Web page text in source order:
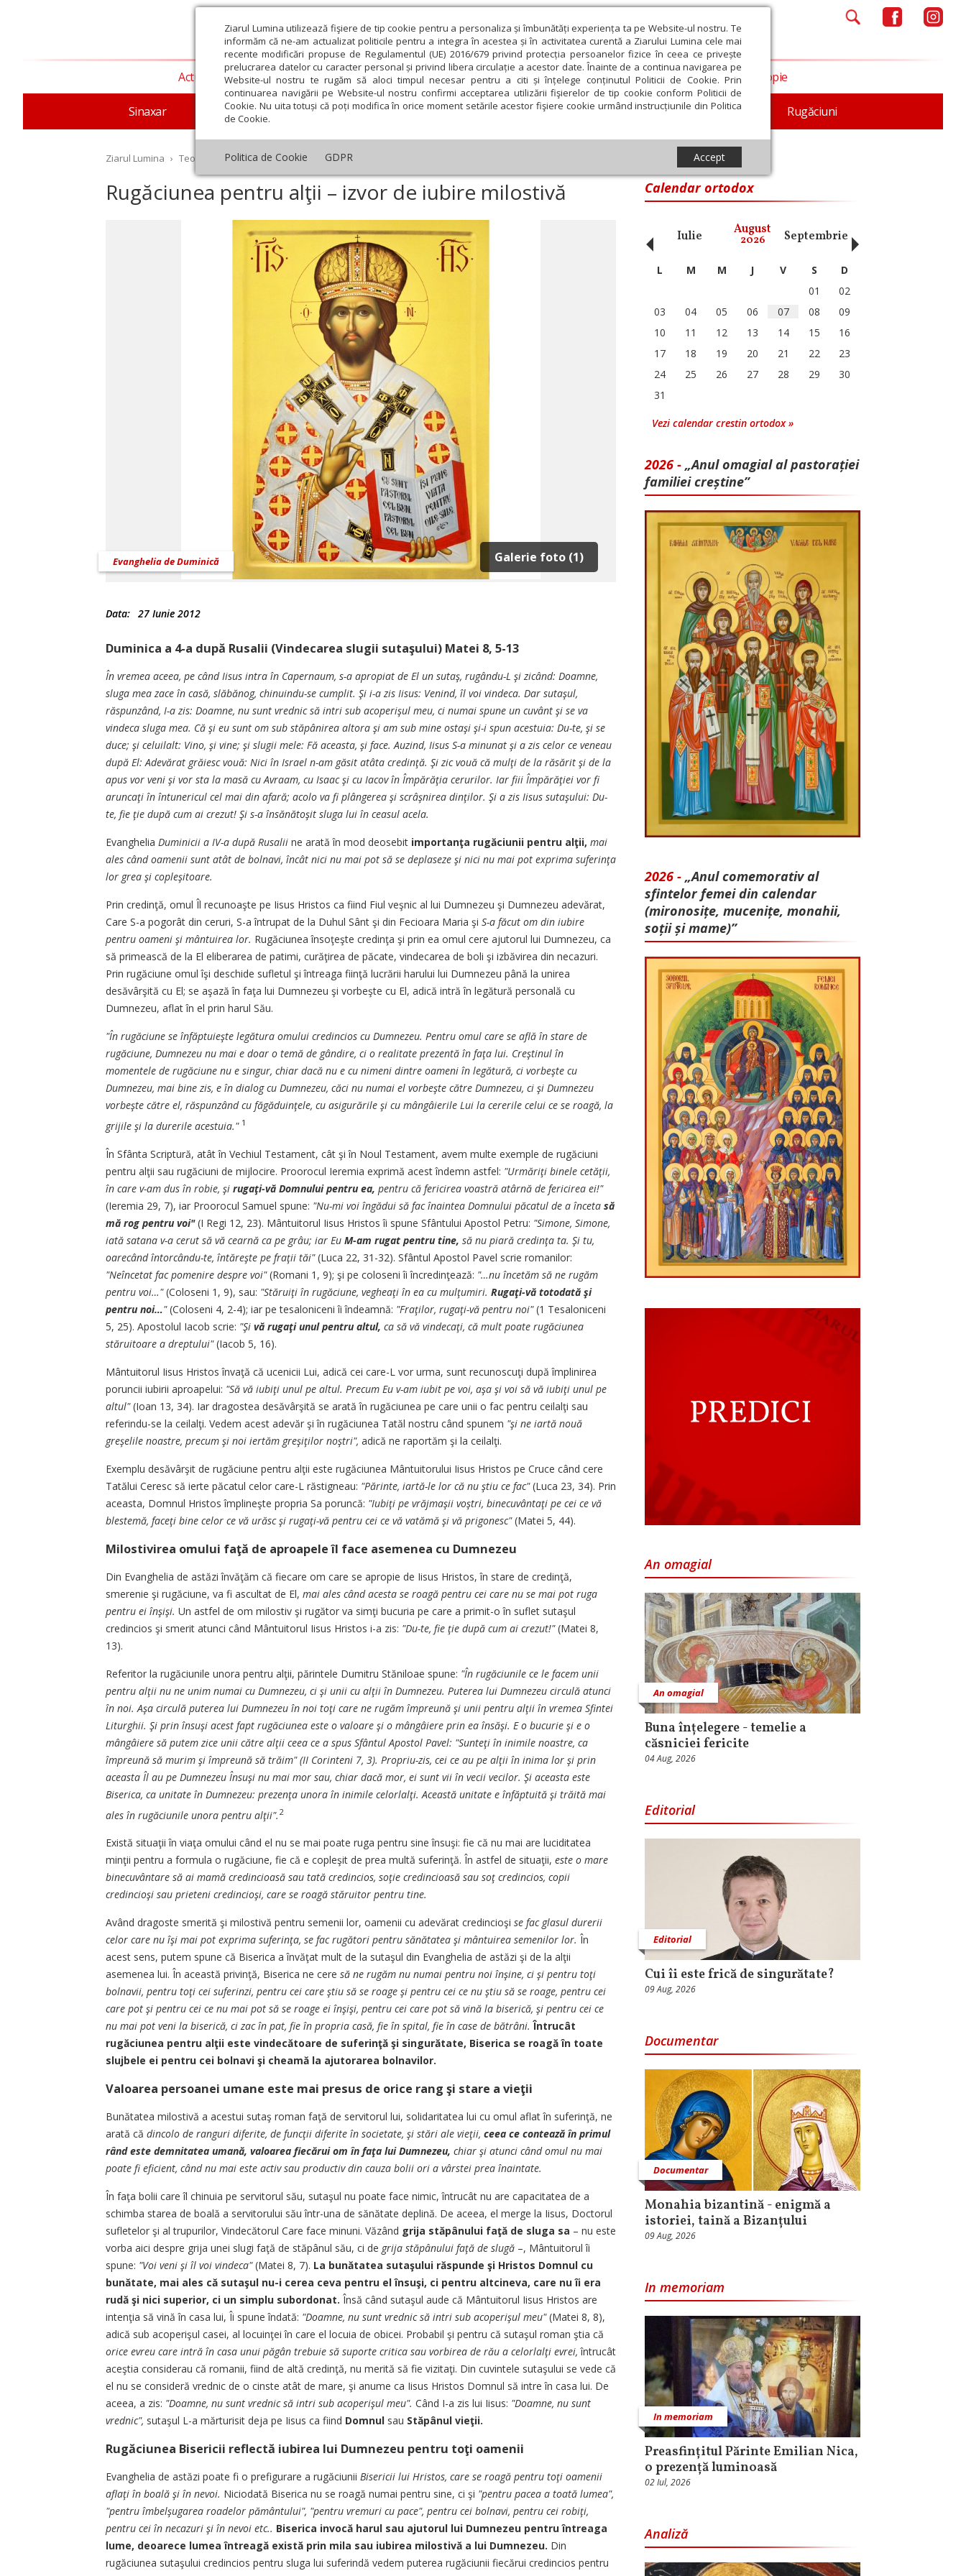
Ziarul Lumina utilizează fişiere de tip cookie pentru a personaliza și îmbunătăți experiența ta pe Website-ul nostru. Te
informăm că ne-am actualizat politicile pentru a integra în acestea și în activitatea curentă a Ziarului Lumina cele mai
recente modificări propuse de Regulamentul (UE) 2016/679 privind protecția persoanelor fizice în ceea ce privește
prelucrarea datelor cu caracter personal și privind libera circulație a acestor date. Înainte de a continua navigarea pe
Website-ul nostru te rugăm să aloci timpul necesar pentru a citi și înțelege conținutul Politicii de Cookie. Prin
continuarea navigării pe Website-ul nostru confirmi acceptarea utilizării fişierelor de tip cookie conform Politicii de
Cookie. Nu uita totuși că poți modifica în orice moment setările acestor fişiere cookie urmând instrucțiunile din Politica
de Cookie.
Politica de Cookie GDPR Accept
Actualitate religioasă Teologie și spiritualitate
Sinaxar Apostolul zilei Evanghelia zilei Evanghelia de Duminică Theologica Liturgica Patristica Rugăciuni
Educaţie și Cultură Societate Opinii Filantropie
Ziarul Lumina › Teologie și spiritualitate › Evanghelia de Duminică
Rugăciunea pentru alţii – izvor de iubire milostivă
Galerie foto (1)
Evanghelia de Duminică
Data: 27 Iunie 2012
Duminica a 4-a după Rusalii (Vindecarea slugii sutaşului) Matei 8, 5-13
În vremea aceea, pe când Iisus intra în Capernaum, s-a apropiat de El un sutaş, rugându-L şi zicând: Doamne,
sluga mea zace în casă, slăbănog, chinuindu-se cumplit. Şi i-a zis Iisus: Venind, îl voi vindeca. Dar sutaşul,
răspunzând, I-a zis: Doamne, nu sunt vrednic să intri sub acoperişul meu, ci numai spune un cuvânt şi se va
vindeca sluga mea. Că şi eu sunt om sub stăpânirea altora şi am sub mine ostaşi şi-i spun acestuia: Du-te, şi se
duce; şi celuilalt: Vino, şi vine; şi slugii mele: Fă aceasta, şi face. Auzind, Iisus S-a minunat şi a zis celor ce veneau
după El: Adevărat grăiesc vouă: Nici în Israel n-am găsit atâta credinţă. Şi zic vouă că mulţi de la răsărit şi de la
apus vor veni şi vor sta la masă cu Avraam, cu Isaac şi cu Iacov în Împărăţia cerurilor. Iar fiii Împărăţiei vor fi
aruncaţi în întunericul cel mai din afară; acolo va fi plângerea şi scrâşnirea dinţilor. Şi a zis Iisus sutaşului: Du-
te, fie ţie după cum ai crezut! Şi s-a însănătoşit sluga lui în ceasul acela.
Evanghelia Duminicii a IV-a după Rusalii ne arată în mod deosebit importanţa rugăciunii pentru alţii, mai
ales când oamenii sunt atât de bolnavi, încât nici nu mai pot să se deplaseze şi nici nu mai pot exprima suferinţa
lor grea şi copleşitoare.
Prin credinţă, omul Îl recunoaşte pe Iisus Hristos ca fiind Fiul veşnic al lui Dumnezeu şi Dumnezeu adevărat,
Care S-a pogorât din ceruri, S-a întrupat de la Duhul Sânt şi din Fecioara Maria şi S-a făcut om din iubire
pentru oameni şi mântuirea lor. Rugăciunea însoţeşte credinţa şi prin ea omul cere ajutorul lui Dumnezeu, ca
să primească de la El eliberarea de patimi, curăţirea de păcate, vindecarea de boli şi izbăvirea din necazuri.
Prin rugăciune omul îşi deschide sufletul şi întreaga fiinţă lucrării harului lui Dumnezeu până la unirea
desăvârşită cu El; se aşază în faţa lui Dumnezeu şi vorbeşte cu El, adică intră în legătură personală cu
Dumnezeu, aflat în el prin harul Său.
"În rugăciune se înfăptuieşte legătura omului credincios cu Dumnezeu. Pentru omul care se află în stare de
rugăciune, Dumnezeu nu mai e doar o temă de gândire, ci o realitate prezentă în faţa lui. Creştinul în
momentele de rugăciune nu e singur, chiar dacă nu e cu nimeni dintre oameni în legătură, ci vorbeşte cu
Dumnezeu, mai bine zis, e în dialog cu Dumnezeu, căci nu numai el vorbeşte către Dumnezeu, ci şi Dumnezeu
vorbeşte către el, răspunzând cu făgăduinţele, cu asigurările şi cu mângâierile Lui la cererile celui ce se roagă, la
grijile şi la durerile acestuia." 1
În Sfânta Scriptură, atât în Vechiul Testament, cât şi în Noul Testament, avem multe exemple de rugăciuni
pentru alţii sau rugăciuni de mijlocire. Proorocul Ieremia exprimă acest îndemn astfel: "Urmăriţi binele cetăţii,
în care v-am dus în robie, şi rugaţi-vă Domnului pentru ea, pentru că fericirea voastră atârnă de fericirea ei!"
(Ieremia 29, 7), iar Proorocul Samuel spune: "Nu-mi voi îngădui să fac înaintea Domnului păcatul de a înceta să
mă rog pentru voi"(I Regi 12, 23). Mântuitorul Iisus Hristos îi spune Sfântului Apostol Petru: "Simone, Simone,
iată satana v-a cerut să vă cearnă ca pe grâu; iar Eu M-am rugat pentru tine, să nu piară credinţa ta. Şi tu,
oarecând întorcându-te, întăreşte pe fraţii tăi"(Luca 22, 31-32). Sfântul Apostol Pavel scrie romanilor:
"Neîncetat fac pomenire despre voi"(Romani 1, 9); şi pe coloseni îi încredinţează: "…nu încetăm să ne rugăm
pentru voi…"(Coloseni 1, 9), sau: "Stăruiţi în rugăciune, vegheaţi în ea cu mulţumiri. Rugaţi-vă totodată şi
pentru noi…"(Coloseni 4, 2-4); iar pe tesaloniceni îi îndeamnă: "Fraţilor, rugaţi-vă pentru noi"(1 Tesaloniceni
5, 25). Apostolul Iacob scrie: "Şi vă rugaţi unul pentru altul, ca să vă vindecaţi, că mult poate rugăciunea
stăruitoare a dreptului"(Iacob 5, 16).
Mântuitorul Iisus Hristos învaţă că ucenicii Lui, adică cei care-L vor urma, sunt recunoscuţi după împlinirea
poruncii iubirii aproapelui: "Să vă iubiţi unul pe altul. Precum Eu v-am iubit pe voi, aşa şi voi să vă iubiţi unul pe
altul"(Ioan 13, 34). Iar dragostea desăvârşită se arată în rugăciunea pe care unii o fac pentru ceilalţi sau
referindu-se la ceilalţi. Vedem acest adevăr şi în rugăciunea Tatăl nostru când spunem "şi ne iartă nouă
greşelile noastre, precum şi noi iertăm greşiţilor noştri", adică ne raportăm şi la ceilalţi.
Exemplu desăvârşit de rugăciune pentru alţii este rugăciunea Mântuitorului Iisus Hristos pe Cruce când cere
Tatălui Ceresc să ierte păcatul celor care-L răstigneau: "Părinte, iartă-le lor că nu ştiu ce fac"(Luca 23, 34). Prin
aceasta, Domnul Hristos împlineşte propria Sa poruncă: "Iubiţi pe vrăjmaşii voştri, binecuvântaţi pe cei ce vă
blestemă, faceţi bine celor ce vă urăsc şi rugaţi-vă pentru cei ce vă vatămă şi vă prigonesc"(Matei 5, 44).
Milostivirea omului faţă de aproapele îl face asemenea cu Dumnezeu
Din Evanghelia de astăzi învăţăm că fiecare om care se apropie de Iisus Hristos, în stare de credinţă,
smerenie şi rugăciune, va fi ascultat de El, mai ales când acesta se roagă pentru cei care nu se mai pot ruga
pentru ei înşişi. Un astfel de om milostiv şi rugător va simţi bucuria pe care a primit-o în suflet sutaşul
credincios şi smerit atunci când Mântuitorul Iisus Hristos i-a zis: "Du-te, fie ţie după cum ai crezut!"(Matei 8,
13).
Referitor la rugăciunile unora pentru alţii, părintele Dumitru Stăniloae spune: "În rugăciunile ce le facem unii
pentru alţii nu ne unim numai cu Dumnezeu, ci şi unii cu alţii în Dumnezeu. Puterea lui Dumnezeu circulă atunci
în noi. Aşa circulă puterea lui Dumnezeu în noi toţi care ne rugăm împreună şi unii pentru alţii în vremea Sfintei
Liturghii. Şi prin însuşi acest fapt rugăciunea este o valoare şi o mângâiere prin ea însăşi. E o bucurie şi e o
mângâiere să putem zice unii către alţii ceea ce a spus Sfântul Apostol Pavel: "Sunteţi în inimile noastre, ca
împreună să murim şi împreună să trăim" (II Corinteni 7, 3). Propriu-zis, cei ce au pe alţii în inima lor şi prin
aceasta Îl au pe Dumnezeu Însuşi nu mai mor sau, chiar dacă mor, ei sunt vii în vecii vecilor. Şi aceasta este
Biserica, ca unitate în Dumnezeu: prezenţa unora în inimile celorlalţi. Această unitate e înfăptuită şi trăită mai
ales în rugăciunile unora pentru alţii". 2
Există situaţii în viaţa omului când el nu se mai poate ruga pentru sine însuşi: fie că nu mai are luciditatea
minţii pentru a formula o rugăciune, fie că e copleşit de prea multă suferinţă. În astfel de situaţii, este o mare
binecuvântare să ai mamă credincioasă sau tată credincios, soţie credincioasă sau soţ credincios, copii
credincioşi sau prieteni credincioşi, care se roagă stăruitor pentru tine.
Având dragoste smerită şi milostivă pentru semenii lor, oamenii cu adevărat credincioşi se fac glasul durerii
celor care nu îşi mai pot exprima suferinţa, se fac rugători pentru sănătatea şi mântuirea semenilor lor. În
acest sens, putem spune că Biserica a învăţat mult de la sutaşul din Evanghelia de astăzi şi de la alţii
asemenea lui. În această privinţă, Biserica ne cere să ne rugăm nu numai pentru noi înşine, ci şi pentru toţi
bolnavii, pentru toţi cei suferinzi, pentru cei care ştiu să se roage şi pentru cei ce nu ştiu să se roage, pentru cei
care pot şi pentru cei ce nu mai pot să se roage ei înşişi, pentru cei care pot să vină la biserică, şi pentru cei ce
nu mai pot veni la biserică, ci zac în pat, fie în propria casă, fie în spital, fie în case de bătrâni. Întrucât
rugăciunea pentru alţii este vindecătoare de suferinţă şi singurătate, Biserica se roagă în toate
slujbele ei pentru cei bolnavi şi cheamă la ajutorarea bolnavilor.
Valoarea persoanei umane este mai presus de orice rang şi stare a vieţii
Bunătatea milostivă a acestui sutaş roman faţă de servitorul lui, solidaritatea lui cu omul aflat în suferinţă, ne
arată că dincolo de ranguri diferite, de funcţii diferite în societate, şi stări ale vieţii, ceea ce contează în primul
rând este demnitatea umană, valoarea fiecărui om în faţa lui Dumnezeu, chiar şi atunci când omul nu mai
poate fi eficient, când nu mai este activ sau productiv din cauza bolii ori a vârstei prea înaintate.
În faţa bolii care îl chinuia pe servitorul său, sutaşul nu poate face nimic, întrucât nu are capacitatea de a
schimba starea de boală a servitorului său într-una de sănătate deplină. De aceea, el merge la Iisus, Doctorul
sufletelor şi al trupurilor, Vindecătorul Care face minuni. Văzând grija stăpânului faţă de sluga sa – nu este
vorba aici despre grija unei slugi faţă de stăpânul său, ci de grija stăpânului faţă de slugă –, Mântuitorul îi
spune: "Voi veni şi îl voi vindeca"(Matei 8, 7). La bunătatea sutaşului răspunde şi Hristos Domnul cu
bunătate, mai ales că sutaşul nu-i cerea ceva pentru el însuşi, ci pentru altcineva, care nu îi era
rudă şi nici superior, ci un simplu subordonat. Însă când sutaşul aude că Mântuitorul Iisus Hristos are
intenţia să vină în casa lui, Îi spune îndată: "Doamne, nu sunt vrednic să intri sub acoperişul meu"(Matei 8, 8),
adică sub acoperişul casei, al locuinţei în care el locuia de obicei. Probabil şi pentru că sutaşul roman ştia că
orice evreu care intră în casa unui păgân trebuie să suporte critica sau vorbirea de rău a celorlalţi evrei, întrucât
aceştia considerau că romanii, fiind de altă credinţă, nu merită să fie vizitaţi. Din cuvintele sutaşului se vede că
el nu se consideră vrednic de o cinste atât de mare, şi anume ca Iisus Hristos Domnul să intre în casa lui. De
aceea, a zis: "Doamne, nu sunt vrednic să intri sub acoperişul meu". Când I-a zis lui Iisus: "Doamne, nu sunt
vrednic", sutaşul L-a mărturisit deja pe Iisus ca fiind Domnul sau Stăpânul vieţii.
Rugăciunea Bisericii reflectă iubirea lui Dumnezeu pentru toţi oamenii
Evanghelia de astăzi poate fi o prefigurare a rugăciunii Bisericii lui Hristos, care se roagă pentru toţi oamenii
aflaţi în boală şi în nevoi. Niciodată Biserica nu se roagă numai pentru sine, ci şi "pentru pacea a toată lumea",
"pentru îmbelşugarea roadelor pământului", "pentru vremuri cu pace", pentru cei bolnavi, pentru cei robiţi,
pentru cei în necazuri şi în nevoi etc.. Biserica invocă harul sau ajutorul lui Dumnezeu pentru întreaga
lume, deoarece lumea întreagă există prin mila sau iubirea milostivă a lui Dumnezeu. Din
rugăciunea sutaşului credincios pentru sluga lui suferindă vedem puterea rugăciunii fiecărui credincios pentru
Calendar ortodox
Decembrie Ianuarie Februarie Martie Iulie August
2026 Septembrie Octombrie
‹ L M M J V S
D
01
02
03
04 05 06 07 08
09
10
11 12 13 14 15
16
17
18 19 20 21 22
23
24
25 26 27 28 29
30
31
Vezi calendar crestin ortodox »
2026 - „Anul omagial al pastorației
familiei creștine”
2026 - „Anul comemorativ al
sfintelor femei din calendar
(mironosițe, mu­cenițe, monahii,
soții și mame)”
An omagial
An omagial
Buna înțelegere - temelie a
căsniciei fericite
04 Aug, 2026
Editorial
Editorial
Cui îi este frică de singurătate?
09 Aug, 2026
Documentar
Documentar
Monahia bizantină - enigmă a
istoriei, taină a Bizanțului
09 Aug, 2026
In memoriam
In memoriam
Preasfințitul Părinte Emilian Nica,
o prezență luminoasă
02 Iul, 2026
Analiză